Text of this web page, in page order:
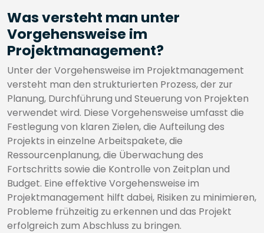
Was versteht man unter
Vorgehensweise im
Projektmanagement?
Unter der Vorgehensweise im Projektmanagement
versteht man den strukturierten Prozess, der zur
Planung, Durchführung und Steuerung von Projekten
verwendet wird. Diese Vorgehensweise umfasst die
Festlegung von klaren Zielen, die Aufteilung des
Projekts in einzelne Arbeitspakete, die
Ressourcenplanung, die Überwachung des
Fortschritts sowie die Kontrolle von Zeitplan und
Budget. Eine effektive Vorgehensweise im
Projektmanagement hilft dabei, Risiken zu minimieren,
Probleme frühzeitig zu erkennen und das Projekt
erfolgreich zum Abschluss zu bringen.